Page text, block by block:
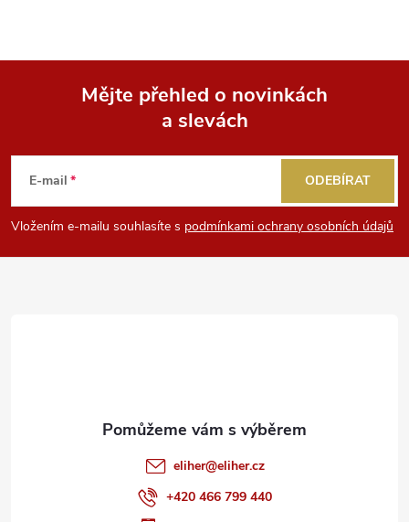
p
Mějte přehled o novinkách
a slevách
E-mail
Vložením e-mailu souhlasíte s podmínkami ochrany osobních údajů
ODEBÍRAT
eliher@eliher.cz
+420 466 799 440